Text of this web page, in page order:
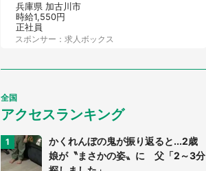
兵庫県 加古川市
時給1,550円
正社員
スポンサー：求人ボックス
全国
アクセスランキング
かくれんぼの鬼が振り返ると...2歳
娘が〝まさかの姿〟に 父「2～3分